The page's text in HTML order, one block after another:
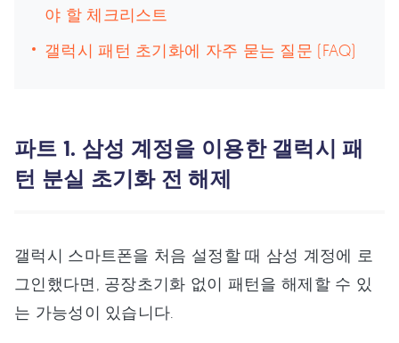
야 할 체크리스트
갤럭시 패턴 초기화에 자주 묻는 질문 (FAQ)
파트 1. 삼성 계정을 이용한 갤럭시 패
턴 분실 초기화 전 해제
갤럭시 스마트폰을 처음 설정할 때 삼성 계정에 로
그인했다면, 공장초기화 없이 패턴을 해제할 수 있
는 가능성이 있습니다.